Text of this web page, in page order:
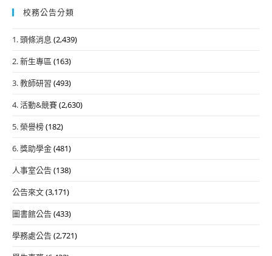
校務公告分類
1. 頭條消息 (2,439)
2. 新生專區 (163)
3. 教師研習 (493)
4. 活動&競賽(2,630)
5. 榮譽榜(182)
6. 獎助學金(481)
人事室公告(138)
公告來文(3,171)
圖書館公告(433)
學務處公告(2,721)